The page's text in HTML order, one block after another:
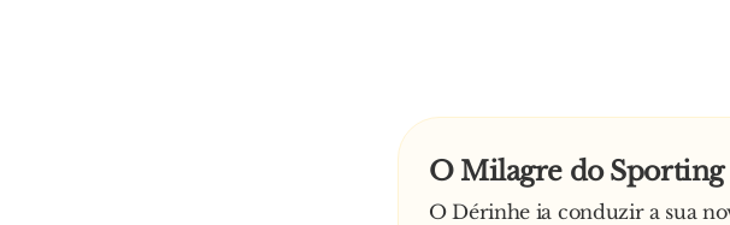
O Milagre do Sporting
O Dérinhe ia conduzir a sua